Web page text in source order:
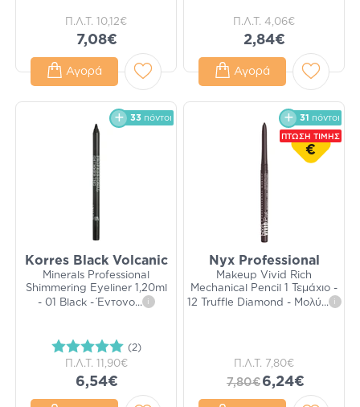
Π.Λ.Τ. 10,12€
7,08€
Αγορά
Π.Λ.Τ. 4,06€
2,84€
Αγορά
33 πόντοι
Korres Black Volcanic
Minerals Professional
Shimmering Eyeliner 1,20ml
- 01 Black - Έντονο... i
(2)
Π.Λ.Τ. 11,90€
6,54€
31 πόντοι
ΠΤΩΣΗ ΤΙΜΗΣ
€
Nyx Professional
Makeup Vivid Rich
Mechanical Pencil 1 Τεμάχιο -
12 Truffle Diamond - Μολύ... i
Π.Λ.Τ. 7,80€
7,80€ 6,24€